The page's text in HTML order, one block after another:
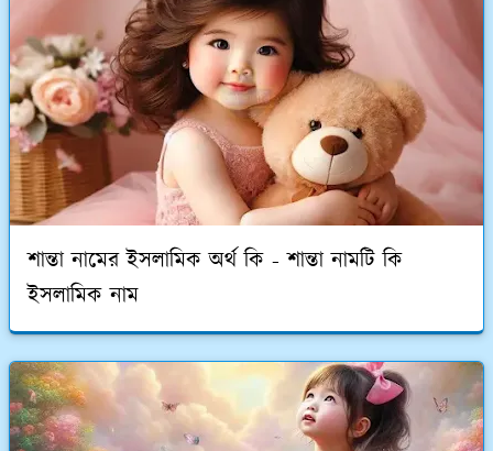
শান্তা নামের ইসলামিক অর্থ কি - শান্তা নামটি কি
ইসলামিক নাম